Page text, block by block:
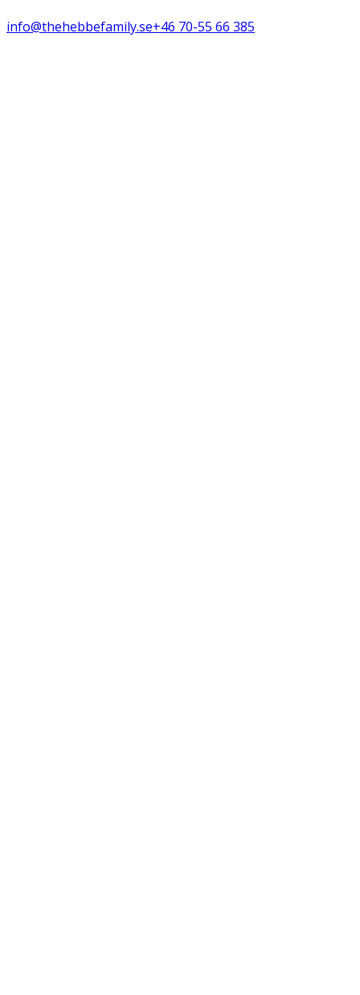
info@thehebbefamily.se+46 70-55 66 385